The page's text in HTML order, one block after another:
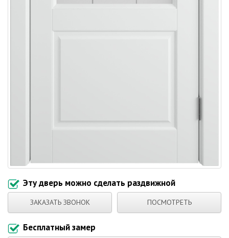
Эту дверь можно сделать раздвижной
ЗАКАЗАТЬ ЗВОНОК ПОСМОТРЕТЬ
Бесплатный замер